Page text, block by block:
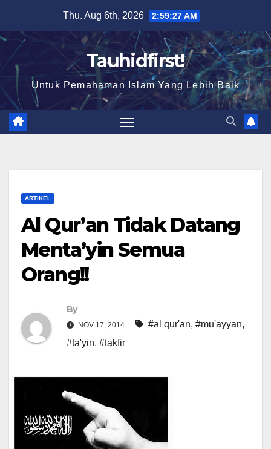
content
Thu. Aug 6th, 2026 2:59:28 AM
Tauhidfirst!
Untuk Pemahaman Islam Yang Lebih Baik
ARTIKEL
Al Qur’an Tidak Datang
Menta’yin Semua
Orang!!
By
NOV 17, 2014 #al qur'an, #mu'ayyan,
#ta'yin, #takfir